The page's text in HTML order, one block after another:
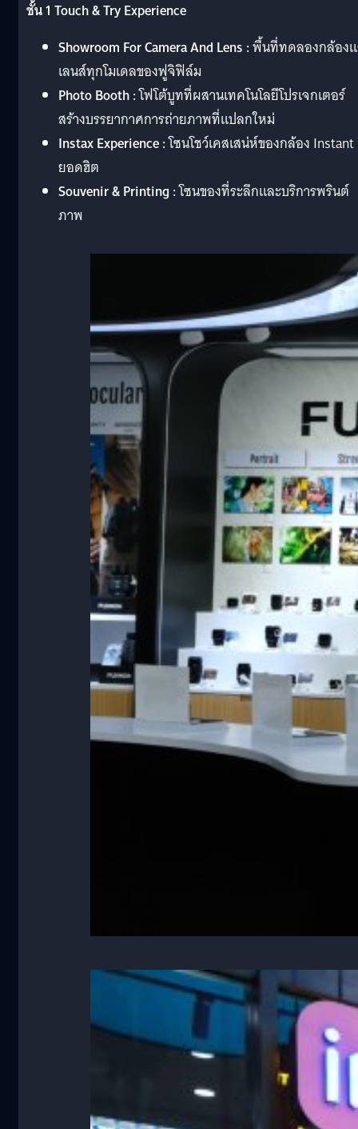
ชั้น 1 Touch & Try Experience
Showroom For Camera And Lens :พื้นที่ทดลองกล้อง
เลนส์ทุกโมเดลของฟูจิฟิล์ม
Photo Booth :โฟโต้บูทที่ผสานเทคโนโลยีโปรเจกเตอร์
สร้างบรรยากาศการถ่ายภาพที่แปลกใหม่
Instax Experience :โซนโชว์เคสเสน่ห์ของกล้อง Instant
ยอดฮิต
Souvenir & Printing :โซนของที่ระลึกและบริการพรินต์
ภาพ